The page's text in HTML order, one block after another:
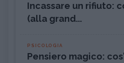
Incassare un rifiuto:
(alla grand...
PSICOLOGIA
Pensiero magico: